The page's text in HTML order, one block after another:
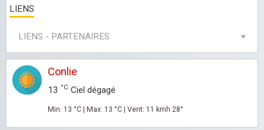
LIENS
LIENS - PARTENAIRES
Conlie
13 °C Ciel dégagé
Min: 13 °C | Max: 13 °C | Vent: 11 kmh 28°